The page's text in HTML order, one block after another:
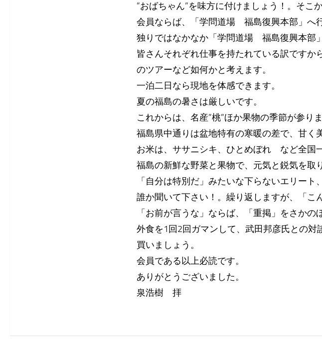
”おばちゃん”を味方に付けましょう！。そこ
会員ならば、「学問道場 福島復興本部」へ
独りではなかなか「学問道場 福島復興本部
皆さんそれぞれ仕事を持たれている訳です
のツアーなど如何かと考えます。
一泊二日なら現地を体感できます。
夏の福島の暑さは厳しいです。
これからは、名産”桃”ほか果物の季節が参りま
福島県中通りは盆地特有の寒暖の差で、甘く
お米は、ササニシキ、ひとめぼれ など全国
福島の新鮮な野菜と果物で、元気と鋭気を取
「自分は特別だ」みたいな下らないエリート
誰か聞いて下さい！。繰り返しますが、「こ
「お前が言うな」ならば、「重掲」をさかの
外食を1回2回ガマンして、武田邦彦氏との
買いましょう。
会員である以上必読です。
ありがとうございました。
泉浩樹 拝